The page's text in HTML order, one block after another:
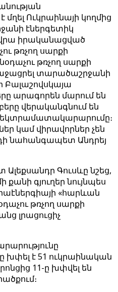
Ուկրաինայի կողմից
էներգետիկ
իրականացված
թռչող սարքի
թռչող սարքի
տարածաշրջանի
Բալաշովսկայա
արագորեն մարում են
վերականգնում են
կամ վիրավորներ չեն
նահանգապետ Անդրեյ
Գուսևը նշեց,
գյուղեր նույնպես
«հարևան
թռչող սարքի
լրացուցիչ
խփել է 51 ուկրաինական
11-ը խփվել են